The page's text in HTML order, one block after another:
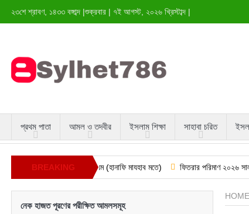
২৩শে শ্রাবণ, ১৪৩৩ বঙ্গাব্দ |শুক্রবার | ৭ই আগস্ট, ২০২৬ খ্রিস্টাব্দ |
প্রথম পাতা আমল ও তদবীর ইসলাম শিক্ষা সাহাবা চরিত
BREAKING
NEWS
নামাজ এর সঠিক নিয়ম (হানাফি মাযহাব মতে) ফিতরার পরিমাণ ২০২৬ সাল
HOME
নেক হাজত পূরণের পরীক্ষিত আমলসমূহ